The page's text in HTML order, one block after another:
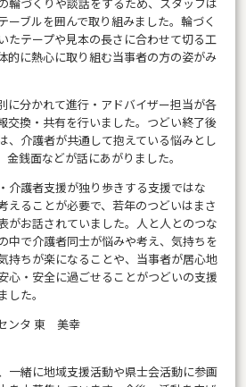
輪づくりや談話をするため、スタッフは
ーブルを囲んで取り組みました。輪づく
たテープや見本の長さに合わせて切る工
的に熱心に取り組む当事者の方の姿がみ
に分かれて進行・アドバイザー担当が各
交換・共有を行いました。つどい終了後
、介護者が共通して抱えている悩みとし
銭面などが話にあがりました。
介護者支援が独り歩きする支援ではな
えることが必要で、若年のつどいはまさ
がお話されていました。人と人とのつな
中で介護者同士が悩みや考え、気持ちを
持ちが楽になることや、当事者が居心地
心・安全に過ごせることがつどいの支援
た。
ンタ 東 美幸
一緒に地域支援活動や県士会活動に参画